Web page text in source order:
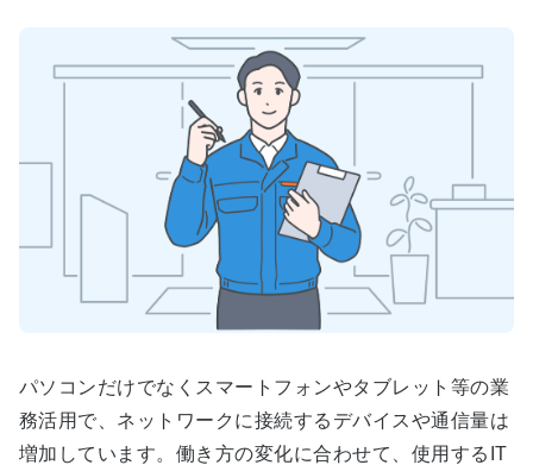
パソコンだけでなくスマートフォンやタブレット等の業
務活用で、ネットワークに接続するデバイスや通信量は
増加しています。働き方の変化に合わせて、使用するIT